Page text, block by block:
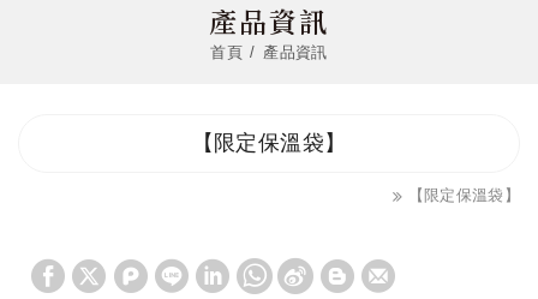
產品資訊
首頁 產品資訊
【限定保溫袋】
【限定保溫袋】